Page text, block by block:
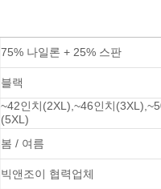
75% 나일론 + 25% 스판
블랙
~42인치(2XL),~46인치
(5XL)
봄 / 여름
빅앤조이 협력업체